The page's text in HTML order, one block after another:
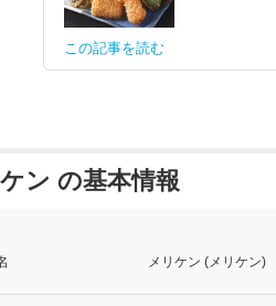
この記事を読む
ン の基本情報
メリケン (メリケン)